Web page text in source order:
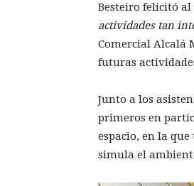
Besteiro felicitó
actividades tan
Comercial Alcalá
futuras
Junto a los
primeros en
espacio, en la
simula el